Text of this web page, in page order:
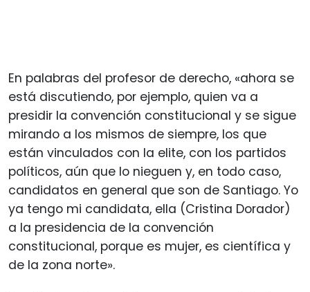
En palabras del profesor de derecho, «ahora se
está discutiendo, por ejemplo, quien va a
presidir la convención constitucional y se sigue
mirando a los mismos de siempre, los que
están vinculados con la elite, con los partidos
políticos, aún que lo nieguen y, en todo caso,
candidatos en general que son de Santiago. Yo
ya tengo mi candidata, ella (Cristina Dorador)
a la presidencia de la convención
constitucional, porque es mujer, es científica y
de la zona norte».